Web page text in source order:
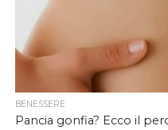
BENESSERE
Pancia gonfia? Ecco il